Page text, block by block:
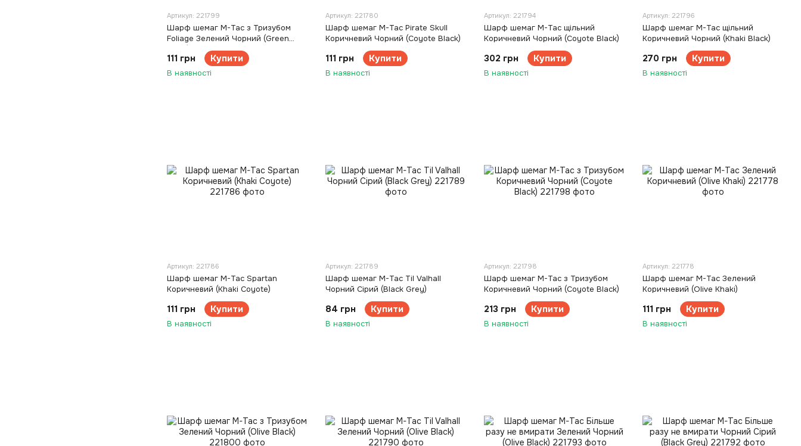
Артикул: 221799
Шарф шемаг M-Tac з Тризубом
Foliage Зелений Чорний (Green
111 грн Купити
В наявності
Артикул: 221780
Шарф шемаг M-Tac Pirate Skull
Коричневий Чорний (Coyote Black)
111 грн Купити
В наявності
Артикул: 221794
Шарф шемаг M-Tac щільний
Коричневий Чорний (Coyote Black)
302 грн Купити
В наявності
Артикул: 221796
Шарф шемаг M-Tac щільний
Коричневий Чорний (Khaki Black)
270 грн Купити
В наявності
Артикул: 221786
Шарф шемаг M-Tac Spartan
Коричневий (Khaki Coyote)
111 грн Купити
В наявності
Артикул: 221789
Шарф шемаг M-Tac Til Valhall
Чорний Сірий (Black Grey)
84 грн Купити
В наявності
Артикул: 221798
Шарф шемаг M-Tac з Тризубом
Коричневий Чорний (Coyote Black)
213 грн Купити
В наявності
Артикул: 221778
Шарф шемаг M-Tac Зелений
Коричневий (Olive Khaki)
111 грн Купити
В наявності